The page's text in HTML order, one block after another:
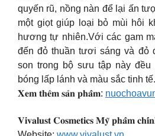
quyến rũ, nồng nàn để lại ấn
một giọt giúp loại bỏ mùi hôi
hương tự nhiên.Với các gam
đến đỏ thuần tươi sáng và đỏ
son trong bộ sưu tập này
bóng lấp lánh và màu sắc tinh tế.
𝐗𝐞𝐦 𝐭𝐡𝐞̂𝐦 𝐬𝐚̉𝐧 𝐩𝐡𝐚̂̉𝐦:
𝐕𝐢𝐯𝐚𝐥𝐮𝐬𝐭 𝐂𝐨𝐬𝐦𝐞𝐭𝐢𝐜𝐬 𝐌𝐲̃ 𝐩𝐡𝐚̂̉𝐦